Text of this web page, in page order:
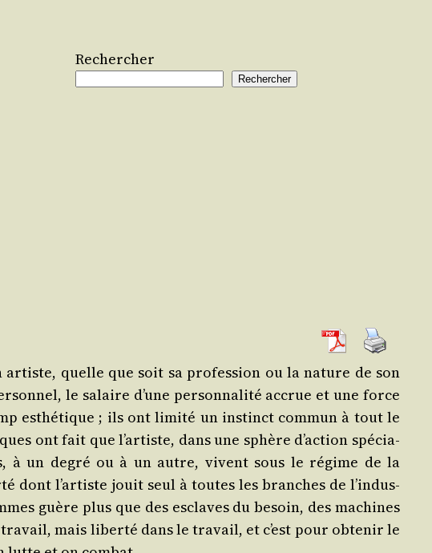
Rechercher
Rechercher
artiste, quelle que soit sa pro­fes­sion ou la nature de son
le salaire d’une per­son­na­li­té accrue et une force
esthé­tique ; ils ont limi­té un ins­tinct com­mun à tout le
ont fait que l’ar­tiste, dans une sphère d’ac­tion spé­cia­
à un degré ou à un autre, vivent sous le régime de la
dont l’ar­tiste jouit seul à toutes les branches de l’in­dus­
guère plus que des esclaves du besoin, des machines
mais liber­té dans le tra­vail, et c’est pour obte­nir le